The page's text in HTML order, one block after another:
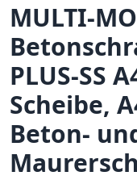
MULTI-
PLUS-SS
Scheibe,
Beton-